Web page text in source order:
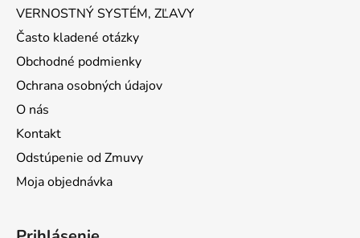
VERNOSTNÝ SYSTÉM, ZĽAVY
Často kladené otázky
Obchodné podmienky
Ochrana osobných údajov
O nás
Kontakt
Odstúpenie od Zmuvy
Moja objednávka